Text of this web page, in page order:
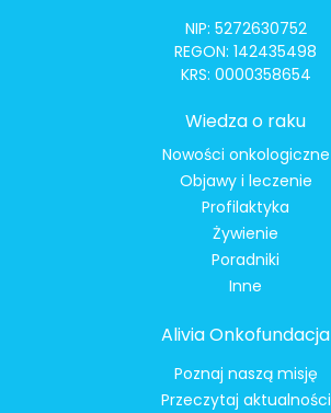
NIP: 5272630752
REGON: 142435498
KRS: 0000358654
Wiedza o raku
Nowości onkologiczne
Objawy i leczenie
Profilaktyka
Żywienie
Poradniki
Inne
Alivia Onkofundacja
Poznaj naszą misję
Przeczytaj aktualności